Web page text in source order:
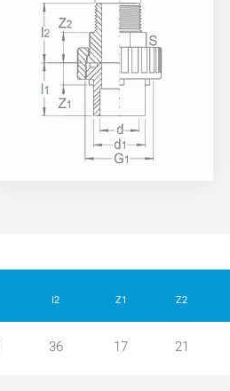
I2 Z1 Z2
36 17 21